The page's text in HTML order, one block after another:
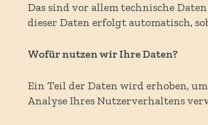
Das sind vor allem technische
dieser Daten erfolgt automatisch,
Wofür nutzen wir Ihre Daten?
Ein Teil der Daten wird erhoben,
Analyse Ihres Nutzerverhaltens